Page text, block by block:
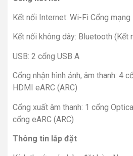
Kết nối Internet: Wi-Fi Cổng mạng
Kết nối không dây: Bluetooth (Kết
USB: 2 cổng USB A
Cổng nhận hình ảnh, âm thanh: 4
HDMI eARC (ARC)
Cổng xuất âm thanh: 1 cổng
cổng eARC (ARC)
Thông tin lắp đặt